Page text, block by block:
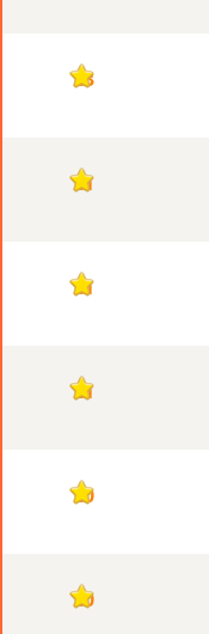
23
21
21
21
20
20